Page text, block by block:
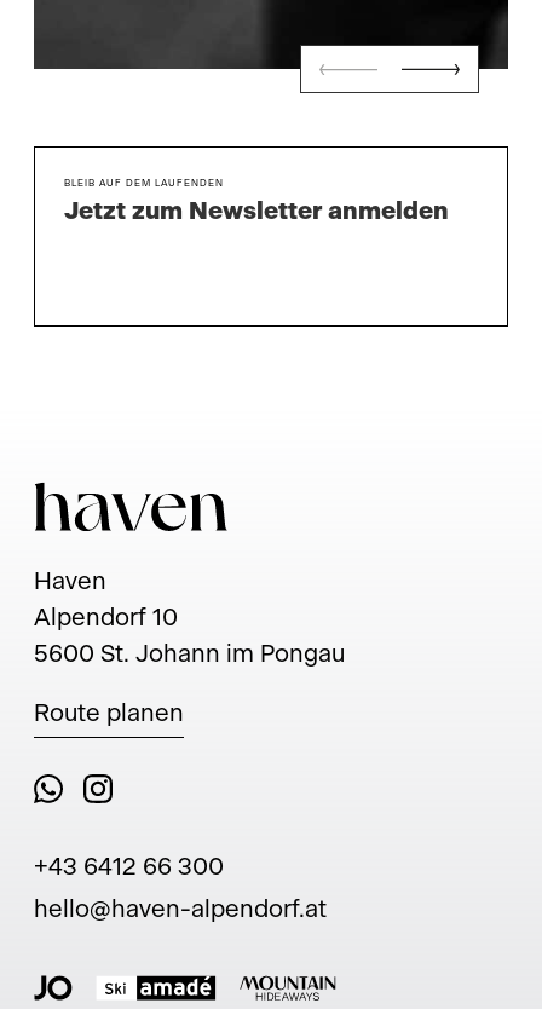
BLEIB AUF DEM LAUFENDEN
Jetzt zum Newsletter anmelden
Haven
Alpendorf 10
5600 St. Johann im Pongau
Route planen
+43 6412 66 300
hello@haven-alpendorf.at